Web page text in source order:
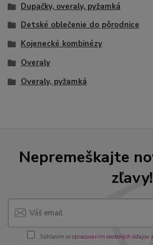
Dupačky, overaly, pyžamká
Detské oblečenie do pôrodnice
Kojenecké kombinézy
Overaly
Overaly, pyžamká
Nepremeškajte
zľavy!
Súhlasím sospracovaním osobných údajov